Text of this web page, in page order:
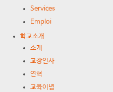
Services
Emploi
학교소개
소개
교장인사
연혁
교육이념